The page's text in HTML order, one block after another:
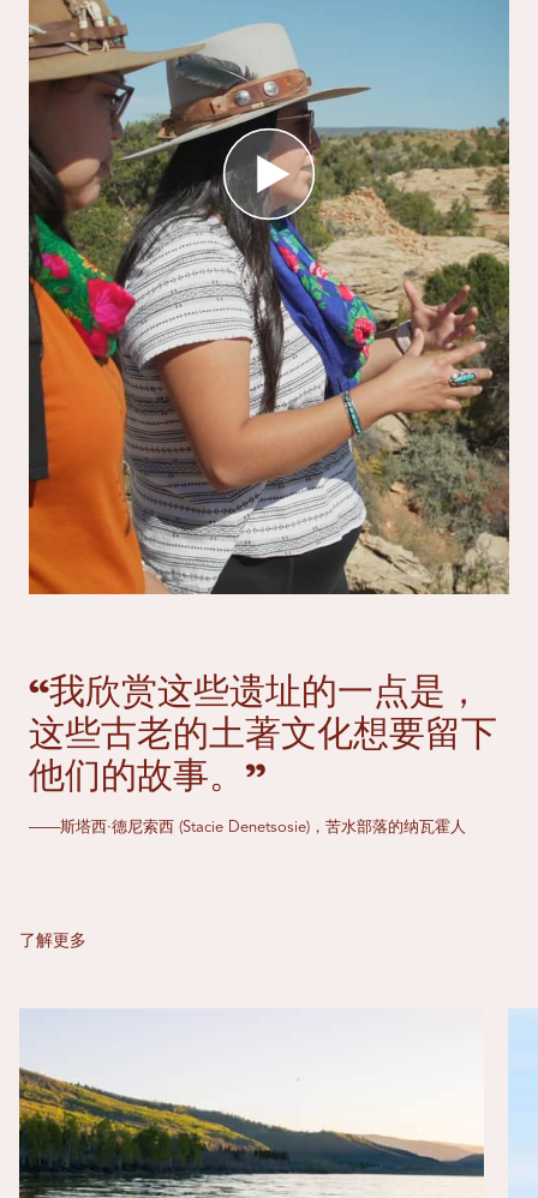
“我欣赏这些遗址的一点是，
这些古老的土著文化想要留下
他们的故事。”
——斯塔西·德尼索西 (Stacie Denetsosie)，苦水部落的纳瓦霍人
了解更多